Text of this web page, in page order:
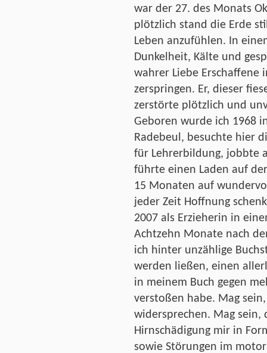
war der 27. des Monats
plötzlich stand die Erde
Leben anzufühlen. In
Dunkelheit, Kälte und
wahrer Liebe Erschaffene
zerspringen. Er, dieser
zerstörte plötzlich und
Geboren wurde ich 1968
Radebeul, besuchte hier
für Lehrerbildung, jobbte
führte einen Laden auf
15 Monaten auf
jeder Zeit Hoffnung
2007 als Erzieherin in
Achtzehn Monate nach
ich hinter unzählige
werden ließen, einen
in meinem Buch gegen
verstoßen habe. Mag
widersprechen. Mag sein,
Hirnschädigung mir in
sowie Störungen im